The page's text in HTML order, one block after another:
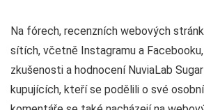
Na fórech, recenzních webových
sítích, včetně Instagramu a
zkušenosti a hodnocení NuviaLab
kupujících, kteří se podělili o své